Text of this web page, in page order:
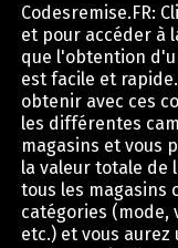
Codesremise.FR:
et pour accéder à
que l'obtention
est facile et
obtenir avec ces
les différentes
magasins et vous
la valeur totale de
tous les magasins
catégories (mode,
etc.) et vous